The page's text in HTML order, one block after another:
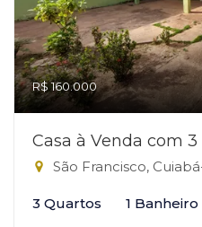
R$ 160.000
Casa à Venda com 3
São Francisco,
3 Quartos 1 Banheiro